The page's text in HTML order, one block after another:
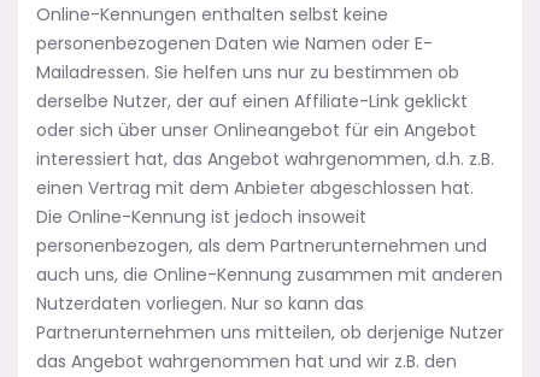
Online-Kennungen enthalten selbst keine
personenbezogenen Daten wie Namen oder E-
Mailadressen. Sie helfen uns nur zu bestimmen ob
derselbe Nutzer, der auf einen Affiliate-Link geklickt
oder sich über unser Onlineangebot für ein Angebot
interessiert hat, das Angebot wahrgenommen, d.h. z.B.
einen Vertrag mit dem Anbieter abgeschlossen hat.
Die Online-Kennung ist jedoch insoweit
personenbezogen, als dem Partnerunternehmen und
auch uns, die Online-Kennung zusammen mit anderen
Nutzerdaten vorliegen. Nur so kann das
Partnerunternehmen uns mitteilen, ob derjenige Nutzer
das Angebot wahrgenommen hat und wir z.B. den